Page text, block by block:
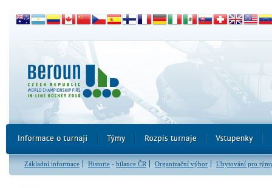
Základní informace Historie - bilance ČR Organizační výbor Ubytování pro